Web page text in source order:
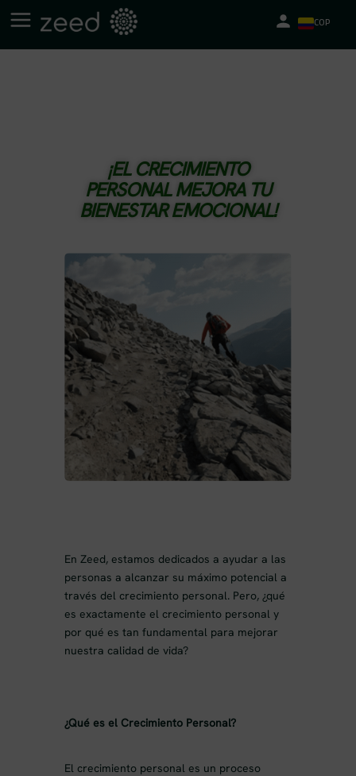
COP
¡EL CRECIMIENTO
PERSONAL MEJORA TU
BIENESTAR EMOCIONAL!
En Zeed, estamos dedicados a ayudar a las
personas a alcanzar su máximo potencial a
través del crecimiento personal. Pero, ¿qué
es exactamente el crecimiento personal y
por qué es tan fundamental para mejorar
nuestra calidad de vida?
¿Qué es el Crecimiento Personal?
El crecimiento personal es un proceso